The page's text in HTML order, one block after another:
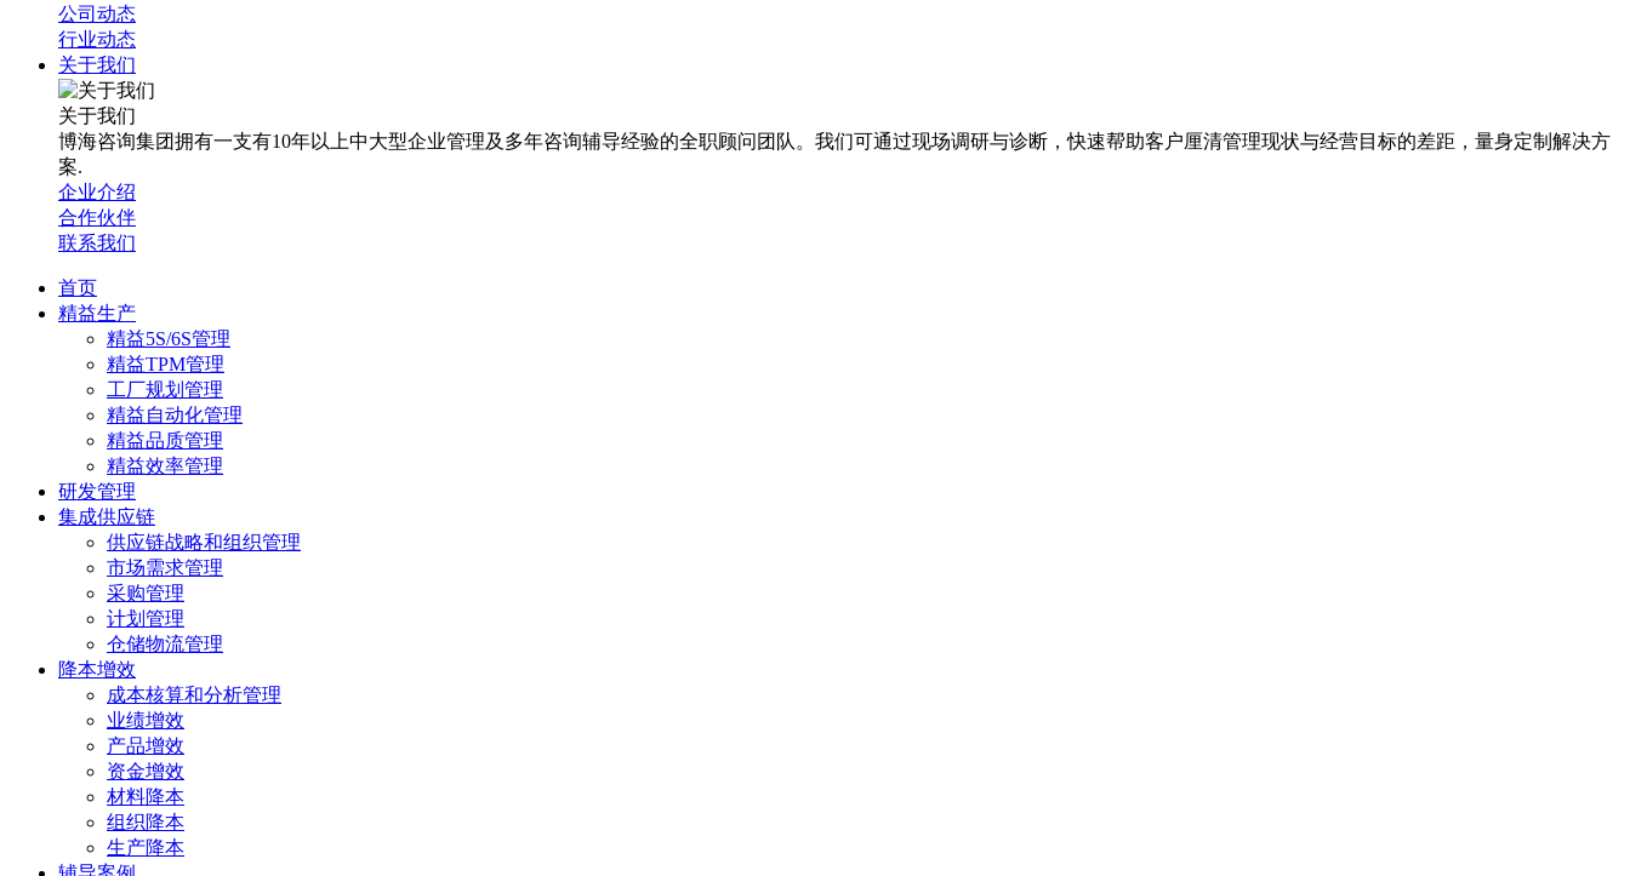
公司动态
行业动态
关于我们
关于我们
博海咨询集团拥有一支有10年以上中大型企业管理及多年咨询辅导经验的全职顾问团队。我们可通过现场调研与诊断，快速帮助客户厘清管理现状与经营目标的差距，量身定制解决方
案.
企业介绍
合作伙伴
联系我们
首页
精益生产
精益5S/6S管理
精益TPM管理
工厂规划管理
精益自动化管理
精益品质管理
精益效率管理
研发管理
集成供应链
供应链战略和组织管理
市场需求管理
采购管理
计划管理
仓储物流管理
降本增效
成本核算和分析管理
业绩增效
产品增效
资金增效
材料降本
组织降本
生产降本